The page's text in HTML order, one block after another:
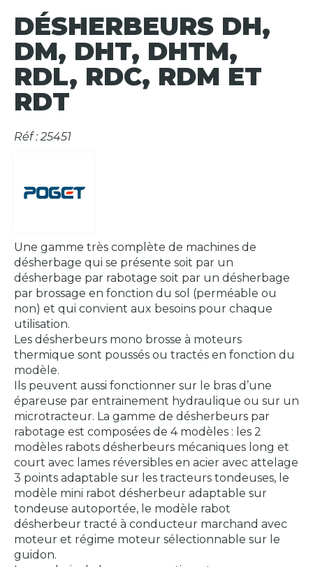
DÉSHERBEURS DH,
DM, DHT, DHTM,
RDL, RDC, RDM ET
RDT
Réf : 25451
Une gamme très complète de machines de
désherbage qui se présente soit par un
désherbage par rabotage soit par un désherbage
par brossage en fonction du sol (perméable ou
non) et qui convient aux besoins pour chaque
utilisation.
Les désherbeurs mono brosse à moteurs
thermique sont poussés ou tractés en fonction du
modèle.
Ils peuvent aussi fonctionner sur le bras d’une
épareuse par entrainement hydraulique ou sur un
microtracteur. La gamme de désherbeurs par
rabotage est composées de 4 modèles : les 2
modèles rabots désherbeurs mécaniques long et
court avec lames réversibles en acier avec attelage
3 points adaptable sur les tracteurs tondeuses, le
modèle mini rabot désherbeur adaptable sur
tondeuse autoportée, le modèle rabot
désherbeur tracté à conducteur marchand avec
moteur et régime moteur sélectionnable sur le
guidon.